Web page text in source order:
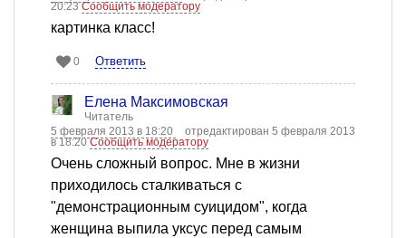
20:23Сообщить модератору
картинка класс!
0 Ответить
Елена Максимовская
Читатель
5 февраля 2013 в 18:20
отредактирован 5 февраля 2013
в 18:20Сообщить модератору
Очень сложный вопрос. Мне в жизни
приходилось сталкиваться с
"демонстрационным суицидом", когда
женщина выпила уксус перед самым